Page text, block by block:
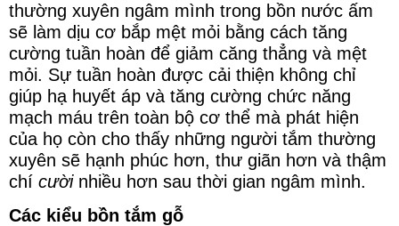
thường xuyên ngâm mình trong bồn nước ấm
sẽ làm dịu cơ bắp mệt mỏi bằng cách tăng
cường tuần hoàn để giảm căng thẳng và mệt
mỏi. Sự tuần hoàn được cải thiện không chỉ
giúp hạ huyết áp và tăng cường chức năng
mạch máu trên toàn bộ cơ thể mà phát hiện
của họ còn cho thấy những người tắm thường
xuyên sẽ hạnh phúc hơn, thư giãn hơn và thậm
chí cườinhiều hơn sau thời gian ngâm mình.
Các kiểu bồn tắm gỗ